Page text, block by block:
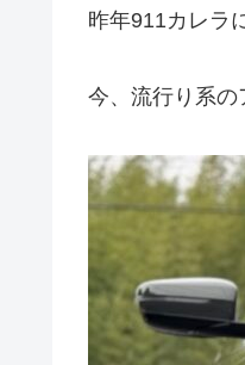
昨年911カレラ
今、流行り系